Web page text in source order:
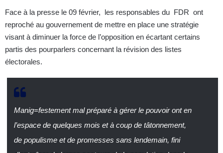
Face à la presse le 09 février, les responsables du FDR ont
reproché au gouvernement de mettre en place une stratégie
visant à diminuer la force de l’opposition en écartant certains
partis des pourparlers concernant la révision des listes
électorales.
Manig=festement mal préparé à gérer le pouvoir ont en
l’espace de quelques mois et à coup de tâtonnement,
de populisme et de promesses sans lendemain, fini